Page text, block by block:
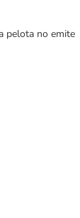
pelota no emite